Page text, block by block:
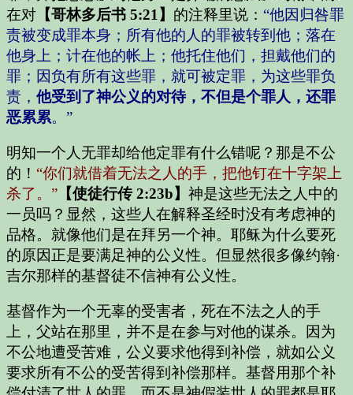
在对 【哥林多后书 5:21】 的注释里说： “他因归咎罪
责被变成罪本身；所有他的人的罪被转到他；落在
他身上；计在他的帐上；他托住他们，担戴他们的
罪；因负有所有这些罪，就可被定罪，为这些罪负
责， 他受到了神公义的对待，不但是个罪人，还罪
恶累累。”
明知一个人无罪却给他定罪有什么错呢？那是不公
的！ “你们就借着无法之人的手，把他钉在十字架上
杀了。” 【使徒行传 2:23b】 神是这些无法之人中的
一员吗？显然，这些人在解释圣经时没有考虑神的
品格。就像他们是在拜另一个神。耶稣为什么要死
的原因正是要满足神的公义性。但显然很多像约翰·
吉尔那样的基督徒不信神有公义性。
基督作为一个无辜的受害者，死在不法之人的手
上，父站在那里，并不是在参与对他的谋杀。因为
不公地遭受苦难，公义要求他得到补偿，就如公义
要求所有不公的受苦得到补偿那样。基督用那个补